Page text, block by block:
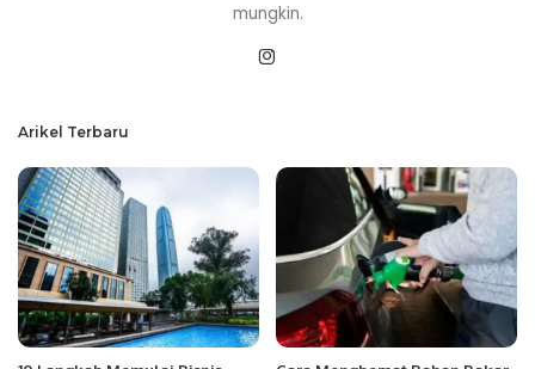
mungkin.
Arikel Terbaru